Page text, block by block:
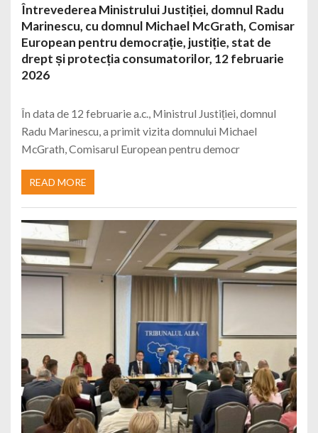
Întrevederea Ministrului Justiției, domnul Radu
Marinescu, cu domnul Michael McGrath, Comisar
European pentru democrație, justiție, stat de
drept și protecția consumatorilor, 12 februarie
2026
În data de 12 februarie a.c., Ministrul Justiției, domnul
Radu Marinescu, a primit vizita domnului Michael
McGrath, Comisarul European pentru democr
READ MORE